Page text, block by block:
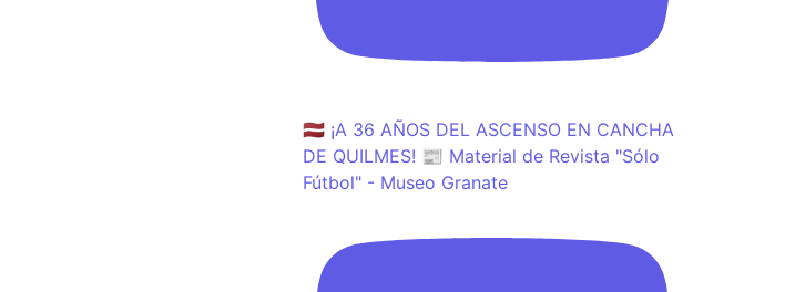
🇱🇻 ¡A 36 AÑOS DEL ASCENSO EN CANCHA
DE QUILMES! 📰 Material de Revista "Sólo
Fútbol" - Museo Granate